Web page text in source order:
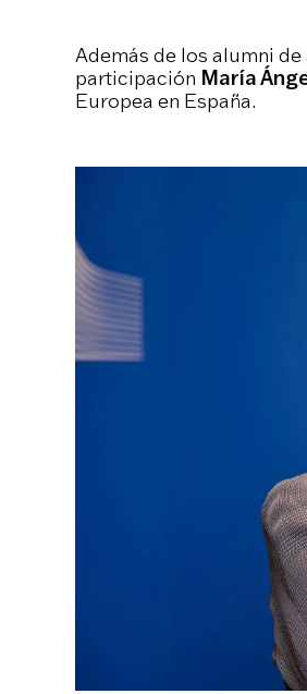
Además de los alumni
participación María
Europea en España.